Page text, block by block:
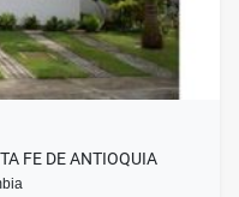
FE DE ANTIOQUIA